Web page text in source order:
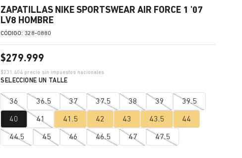
ZAPATILLAS NIKE SPORTSWEAR AIR FORCE 1 '07
LV8 HOMBRE
: 328-0880
$279.999
$231.404 precio sin impuestos nacionales
36 36.5 37 37.5 38 39 39.5
40 41 41.5 42 43 43.5 44
44.5 45 46 46.5 47 47.5